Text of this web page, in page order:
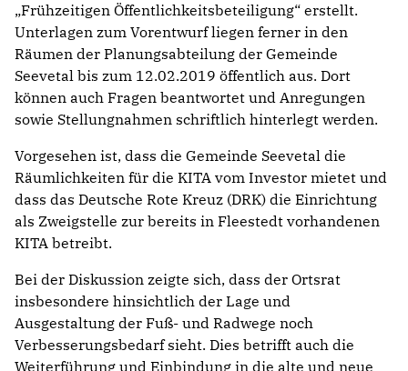
„Frühzeitigen Öffentlichkeitsbeteiligung“ erstellt.
Unterlagen zum Vorentwurf liegen ferner in den
Räumen der Planungsabteilung der Gemeinde
Seevetal bis zum 12.02.2019 öffentlich aus. Dort
können auch Fragen beantwortet und Anregungen
sowie Stellungnahmen schriftlich hinterlegt werden.
Vorgesehen ist, dass die Gemeinde Seevetal die
Räumlichkeiten für die KITA vom Investor mietet und
dass das Deutsche Rote Kreuz (DRK) die Einrichtung
als Zweigstelle zur bereits in Fleestedt vorhandenen
KITA betreibt.
Bei der Diskussion zeigte sich, dass der Ortsrat
insbesondere hinsichtlich der Lage und
Ausgestaltung der Fuß- und Radwege noch
Verbesserungsbedarf sieht. Dies betrifft auch die
Weiterführung und Einbindung in die alte und neue